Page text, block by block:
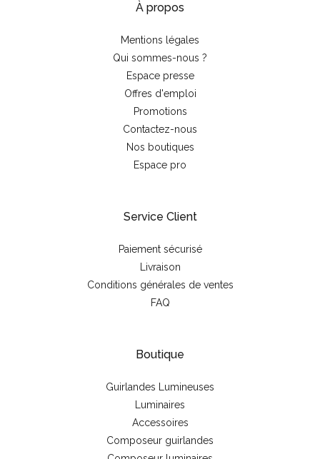
À propos
Mentions légales
Qui sommes-nous ?
Espace presse
Offres d'emploi
Promotions
Contactez-nous
Nos boutiques
Espace pro
Service Client
Paiement sécurisé
Livraison
Conditions générales de ventes
FAQ
Boutique
Guirlandes Lumineuses
Luminaires
Accessoires
Composeur guirlandes